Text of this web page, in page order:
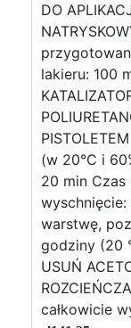
DO
lakieru: 100
(w 20°C i
20 min Czas
warstwę,
godziny (20
USUŃ
całkowicie